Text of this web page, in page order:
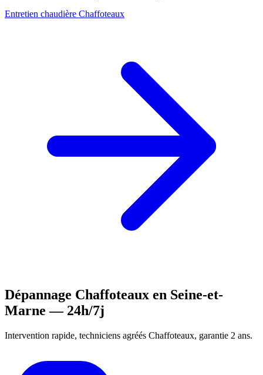
Entretien chaudière Chaffoteaux
Dépannage Chaffoteaux en Seine-et-
Marne — 24h/7j
Intervention rapide, techniciens agréés Chaffoteaux, garantie 2 ans.